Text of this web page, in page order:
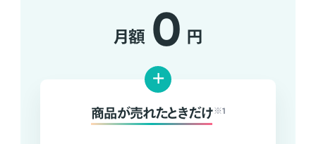
月額 0 円
+
商品が売れたときだけ ※1